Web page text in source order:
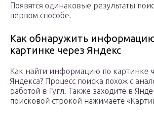
Появятся одинаковые результаты
первом способе.
Как обнаружить
картинке через Яндекс
Как найти информацию по картинке
Яндекса? Процесс поиска похож с
работой в Гугл. Также заходите в
поисковой строкой нажимаете